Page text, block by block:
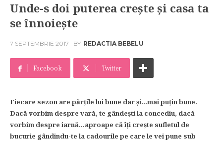
Unde-s doi puterea crește și casa ta
se înnoiește
7 SEPTEMBRIE 2017 BY REDACTIA BEBELU
Facebook Twitter
Fiecare sezon are părțile lui bune dar și…mai puțin bune.
Dacă vorbim despre vară, te gândești la concediu, dacă
vorbim despre iarnă…aproape că îți crește sufletul de
bucurie gândindu-te la cadourile pe care le vei pune sub